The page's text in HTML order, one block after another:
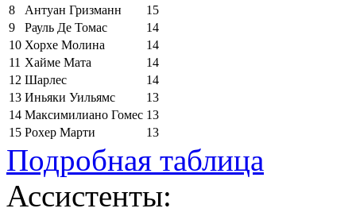
8
Антуан Гризманн
15
9
Рауль Де Томас
14
10 Хорхе Молина
14
11 Хайме Мата
14
12 Шарлес
14
13 Иньяки Уильямс
13
14 Максимилиано Гомес 13
15 Рохер Марти 13
Подробная таблица
Ассистенты: